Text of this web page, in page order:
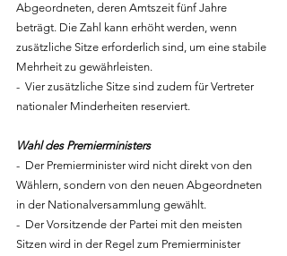
Abgeordneten, deren Amtszeit fünf Jahre
beträgt. Die Zahl kann erhöht werden, wenn
zusätzliche Sitze erforderlich sind, um eine stabile
Mehrheit zu gewährleisten.
-  Vier zusätzliche Sitze sind zudem für Vertreter
nationaler Minderheiten reserviert.
Wahl des Premierministers
-  Der Premierminister wird nicht direkt von den
Wählern, sondern von den neuen Abgeordneten
in der Nationalversammlung gewählt.
-  Der Vorsitzende der Partei mit den meisten
Sitzen wird in der Regel zum Premierminister